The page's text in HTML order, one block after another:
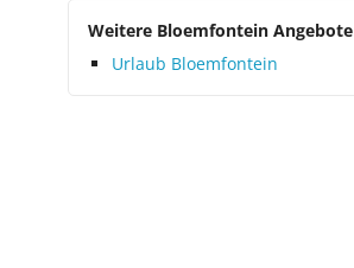
Weitere Bloemfontein Angebote
Urlaub Bloemfontein